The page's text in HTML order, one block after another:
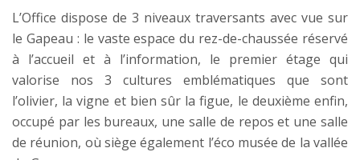
L’Office dispose de 3 niveaux traversants avec vue sur
le Gapeau : le vaste espace du rez-de-chaussée réservé
à l’accueil et à l’information, le premier étage qui
valorise nos 3 cultures emblématiques que sont
l’olivier, la vigne et bien sûr la figue, le deuxième enfin,
occupé par les bureaux, une salle de repos et une salle
de réunion, où siège également l’éco musée de la vallée